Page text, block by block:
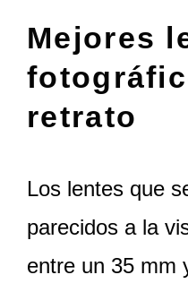
Mejores
retrato
Los lentes que
parecidos a la
entre un 35 mm